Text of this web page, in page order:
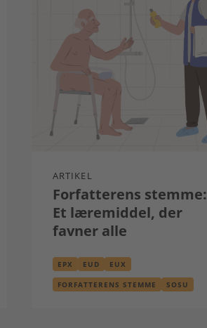
ARTIKEL
Forfatterens stemme:
Et læremiddel, der
favner alle
EPX EUD EUX
FORFATTERENS STEMME SOSU